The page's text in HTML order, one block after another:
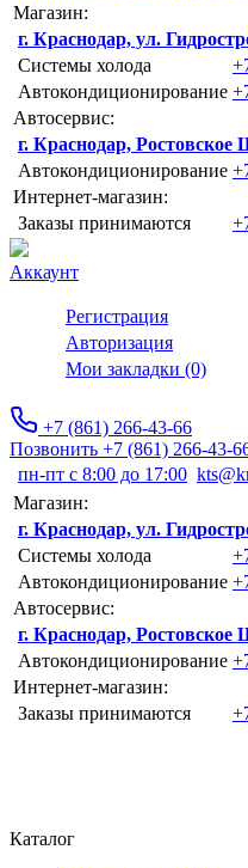
Магазин:
г. Краснодар, ул.
Системы холода
Автокондиционирование
Автосервис:
г. Краснодар, Ростовское
Автокондиционирование
Интернет-магазин:
Заказы принимаются
Аккаунт
Регистрация
Авторизация
Мои закладки (0)
+7 (861) 266-43-66
Позвонить +7 (861) 266-43-
пн-пт с 8:00 до 17:00
Магазин:
г. Краснодар, ул.
Системы холода
Автокондиционирование
Автосервис:
г. Краснодар, Ростовское
Автокондиционирование
Интернет-магазин:
Заказы принимаются
Каталог